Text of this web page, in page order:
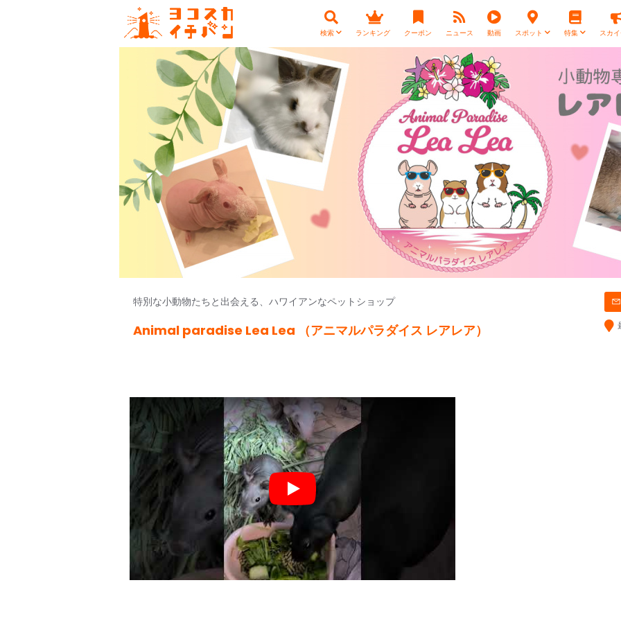
検索 ランキング クーポン ニュース 動画 スポット 特集 スカ
特別な小動物たちと出会える、ハワイアンなペットショップ
Animal paradise Lea Lea （アニマルパラダイス レアレア）
Play